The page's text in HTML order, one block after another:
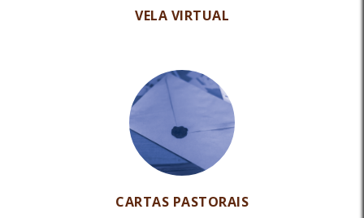
VELA VIRTUAL
CARTAS PASTORAIS